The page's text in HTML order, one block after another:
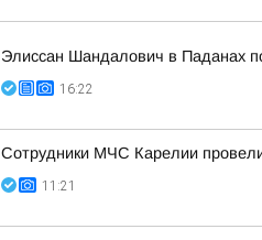
Элиссан Шандалович в Паданах
16:22
Сотрудники МЧС Карелии
11:21